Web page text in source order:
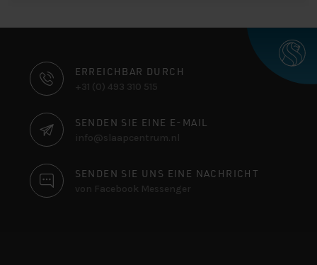
KONTAKTINFORMATIONEN
ERREICHBAR DURCH
+31 (0) 493 310 515
SENDEN SIE EINE E-MAIL
info@slaapcentrum.nl
SENDEN SIE UNS EINE NACHRICHT
von Facebook Messenger